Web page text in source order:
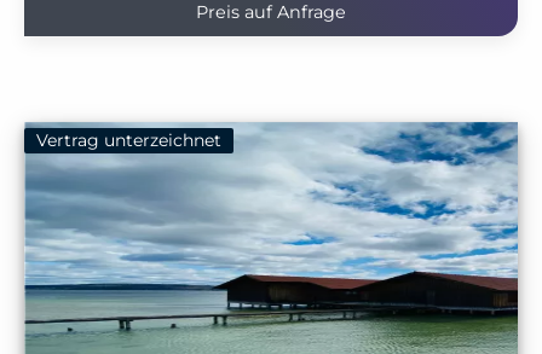
Preis auf Anfrage
Vertrag unterzeichnet